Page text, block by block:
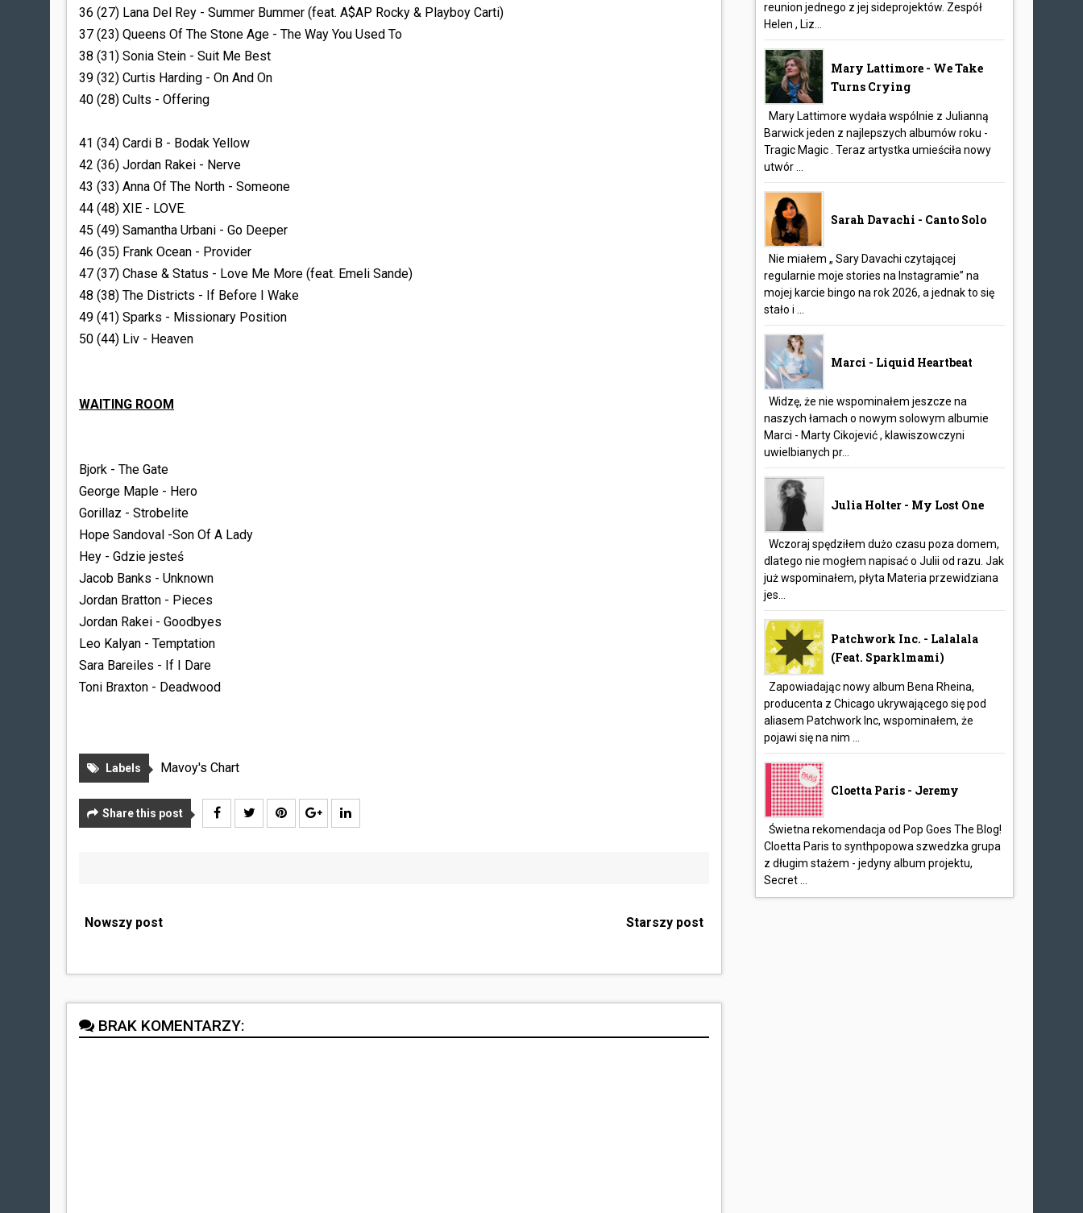
36 (27) Lana Del Rey - Summer Bummer (feat. A$AP Rocky & Playboy Carti)
37 (23) Queens Of The Stone Age - The Way You Used To
38 (31) Sonia Stein - Suit Me Best
39 (32) Curtis Harding - On And On
40 (28) Cults - Offering
41 (34) Cardi B - Bodak Yellow
42 (36) Jordan Rakei - Nerve
43 (33) Anna Of The North - Someone
44 (48) XIE - LOVE.
45 (49) Samantha Urbani - Go Deeper
46 (35) Frank Ocean - Provider
47 (37) Chase & Status - Love Me More (feat. Emeli Sande)
48 (38) The Districts - If Before I Wake
49 (41) Sparks - Missionary Position
50 (44) Liv - Heaven
WAITING ROOM
Bjork - The Gate
George Maple - Hero
Gorillaz - Strobelite
Hope Sandoval -Son Of A Lady
Hey - Gdzie jesteś
Jacob Banks - Unknown
Jordan Bratton - Pieces
Jordan Rakei - Goodbyes
Leo Kalyan - Temptation
Sara Bareiles - If I Dare
Toni Braxton - Deadwood
Labels Mavoy's Chart
Share this post
Nowszy post Starszy post
BRAK KOMENTARZY:
reunion jednego z jej sideprojektów. Zespół
Helen , Liz...
Mary Lattimore - We Take
Turns Crying
Mary Lattimore wydała wspólnie z Julianną
Barwick jeden z najlepszych albumów roku -
Tragic Magic . Teraz artystka umieściła nowy
utwór ...
Sarah Davachi - Canto Solo
Nie miałem „ Sary Davachi czytającej
regularnie moje stories na Instagramie” na
mojej karcie bingo na rok 2026, a jednak to się
stało i ...
Marci - Liquid Heartbeat
Widzę, że nie wspominałem jeszcze na
naszych łamach o nowym solowym albumie
Marci - Marty Cikojević , klawiszowczyni
uwielbianych pr...
Julia Holter - My Lost One
Wczoraj spędziłem dużo czasu poza domem,
dlatego nie mogłem napisać o Julii od razu. Jak
już wspominałem, płyta Materia przewidziana
jes...
Patchwork Inc. - Lalalala
(feat. Sparklmami)
Zapowiadając nowy album Bena Rheina,
producenta z Chicago ukrywającego się pod
aliasem Patchwork Inc, wspominałem, że
pojawi się na nim ...
Cloetta Paris - Jeremy
Świetna rekomendacja od Pop Goes The Blog!
Cloetta Paris to synthpopowa szwedzka grupa
z długim stażem - jedyny album projektu,
Secret ...